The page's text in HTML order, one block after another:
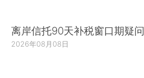
离岸信托90天补税窗口期疑问
2026年08月08日